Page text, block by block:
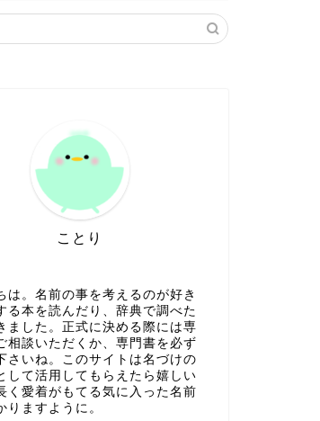
ことり
は。名前の事を考えるのが好き
る本を読んだり、辞典で調べた
ました。正式に決める際には専
相談いただくか、専門書を必ず
さいね。このサイトは名づけの
して活用してもらえたら嬉しい
く愛着がもてる気に入った名前
りますように。